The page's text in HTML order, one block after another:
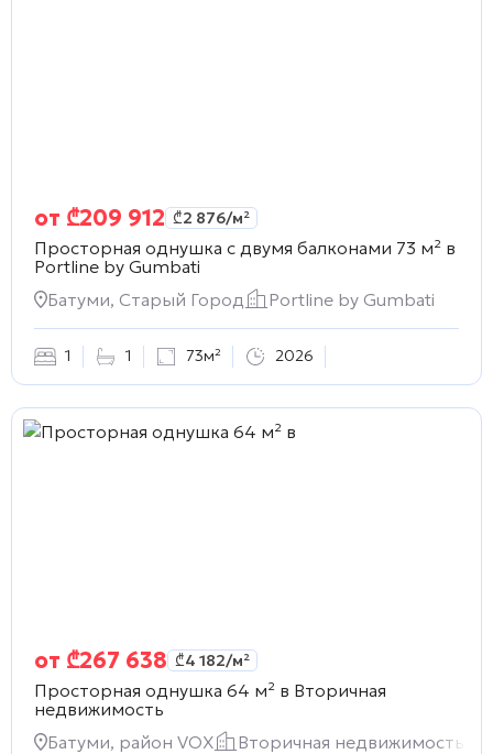
от ₾209 912 ₾2 876/м²
Просторная однушка с двумя балконами 73 м² в
Portline by Gumbati
Батуми, Старый Город
Portline by Gumbati
1 1 73м² 2026
от ₾267 638 ₾4 182/м²
Просторная однушка 64 м² в Вторичная
недвижимость
Батуми, район VOX
Вторичная недвижимость